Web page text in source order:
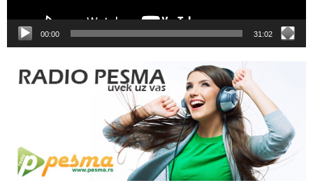
00:00 31:02